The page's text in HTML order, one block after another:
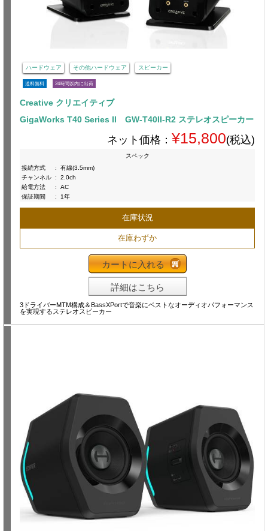
ハードウェア その他ハードウェア スピーカー
送料無料 24時間以内に出荷
Creative クリエイティブ
GigaWorks T40 Series II GW-T40II-R2 ステレオスピーカー
ネット価格： ¥15,800(税込)
スペック
接続方式
:
有線(3.5mm)
チャンネル :
2.0ch
給電方法
:
AC
保証期間
: 1年
在庫状況
在庫わずか
カートに入れる
詳細はこちら
3ドライバーMTM構成＆BassXPortで音楽にベストなオーディオパフォーマンス
を実現するステレオスピーカー